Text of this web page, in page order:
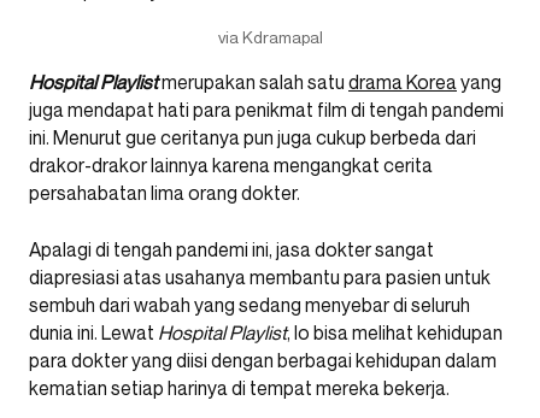
via Kdramapal
Hospital Playlistmerupakan salah satu drama Koreayang
juga mendapat hati para penikmat film di tengah pandemi
ini. Menurut gue ceritanya pun juga cukup berbeda dari
drakor-drakor lainnya karena mengangkat cerita
persahabatan lima orang dokter.
Apalagi di tengah pandemi ini, jasa dokter sangat
diapresiasi atas usahanya membantu para pasien untuk
sembuh dari wabah yang sedang menyebar di seluruh
dunia ini. Lewat Hospital Playlist, lo bisa melihat kehidupan
para dokter yang diisi dengan berbagai kehidupan dalam
kematian setiap harinya di tempat mereka bekerja.